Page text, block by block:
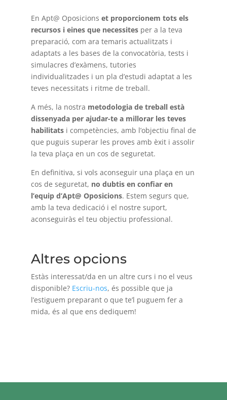
En Apt@ Oposicions et proporcionem tots els
recursos i eines que necessitesper a la teva
preparació, com ara temaris actualitzats i
adaptats a les bases de la convocatòria, tests i
simulacres d’exàmens, tutories
individualitzades i un pla d’estudi adaptat a les
teves necessitats i ritme de treball.
A més, la nostra metodologia de treball està
dissenyada per ajudar-te a millorar les teves
habilitatsi competències, amb l’objectiu final de
que puguis superar les proves amb èxit i assolir
la teva plaça en un cos de seguretat.
En definitiva, si vols aconseguir una plaça en un
cos de seguretat, no dubtis en confiar en
l’equip d’Apt@ Oposicions. Estem segurs que,
amb la teva dedicació i el nostre suport,
aconseguiràs el teu objectiu professional.
Altres opcions
Estàs interessat/da en un altre curs i no el veus
disponible? Escriu-nos, és possible que ja
l’estiguem preparant o que te’l puguem fer a
mida, és al que ens dediquem!